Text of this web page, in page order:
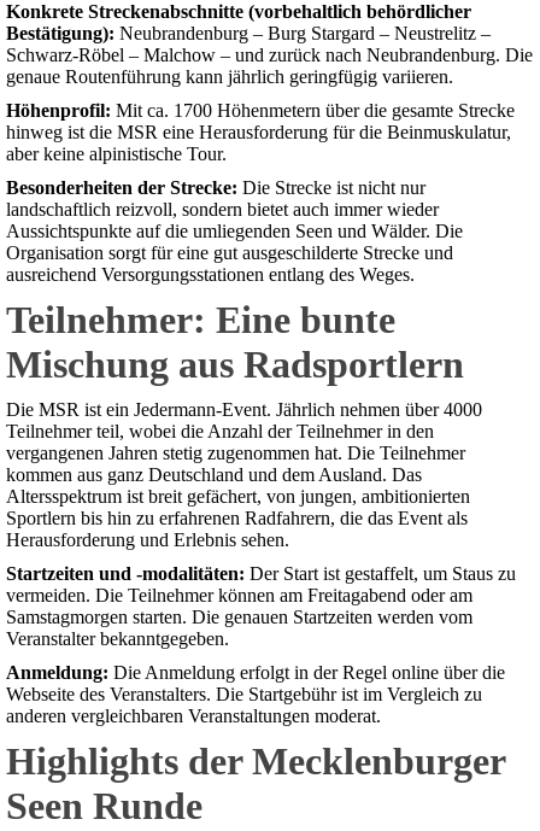
Konkrete Streckenabschnitte (vorbehaltlich behördlicher
Bestätigung): Neubrandenburg – Burg Stargard – Neustrelitz –
Schwarz-Röbel – Malchow – und zurück nach Neubrandenburg. Die
genaue Routenführung kann jährlich geringfügig variieren.
Höhenprofil: Mit ca. 1700 Höhenmetern über die gesamte Strecke
hinweg ist die MSR eine Herausforderung für die Beinmuskulatur,
aber keine alpinistische Tour.
Besonderheiten der Strecke: Die Strecke ist nicht nur
landschaftlich reizvoll, sondern bietet auch immer wieder
Aussichtspunkte auf die umliegenden Seen und Wälder. Die
Organisation sorgt für eine gut ausgeschilderte Strecke und
ausreichend Versorgungsstationen entlang des Weges.
Teilnehmer: Eine bunte
Mischung aus Radsportlern
Die MSR ist ein Jedermann-Event. Jährlich nehmen über 4000
Teilnehmer teil, wobei die Anzahl der Teilnehmer in den
vergangenen Jahren stetig zugenommen hat. Die Teilnehmer
kommen aus ganz Deutschland und dem Ausland. Das
Altersspektrum ist breit gefächert, von jungen, ambitionierten
Sportlern bis hin zu erfahrenen Radfahrern, die das Event als
Herausforderung und Erlebnis sehen.
Startzeiten und -modalitäten: Der Start ist gestaffelt, um Staus zu
vermeiden. Die Teilnehmer können am Freitagabend oder am
Samstagmorgen starten. Die genauen Startzeiten werden vom
Veranstalter bekanntgegeben.
Anmeldung: Die Anmeldung erfolgt in der Regel online über die
Webseite des Veranstalters. Die Startgebühr ist im Vergleich zu
anderen vergleichbaren Veranstaltungen moderat.
Highlights der Mecklenburger
Seen Runde